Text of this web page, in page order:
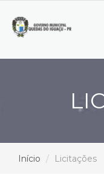
Início Licitações